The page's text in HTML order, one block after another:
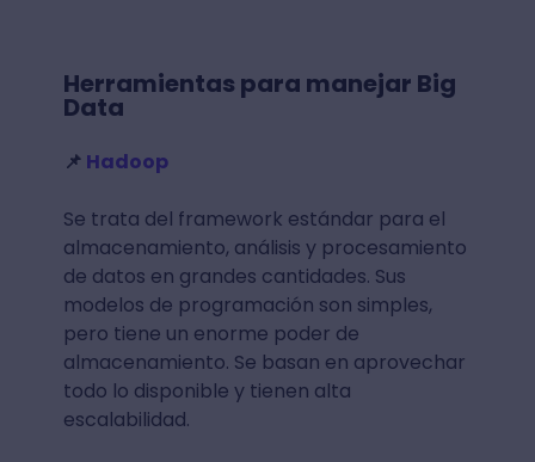
Herramientas para manejar Big
Data
📌 Hadoop
Se trata del framework estándar para el
almacenamiento, análisis y procesamiento
de datos en grandes cantidades. Sus
modelos de programación son simples,
pero tiene un enorme poder de
almacenamiento. Se basan en aprovechar
todo lo disponible y tienen alta
escalabilidad.